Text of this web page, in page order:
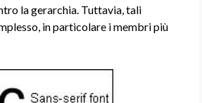
la gerarchia. Tuttavia, tali
in particolare i membri più